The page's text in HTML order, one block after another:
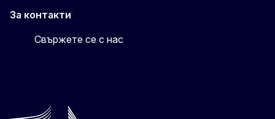
За контакти
Свържете се с нас